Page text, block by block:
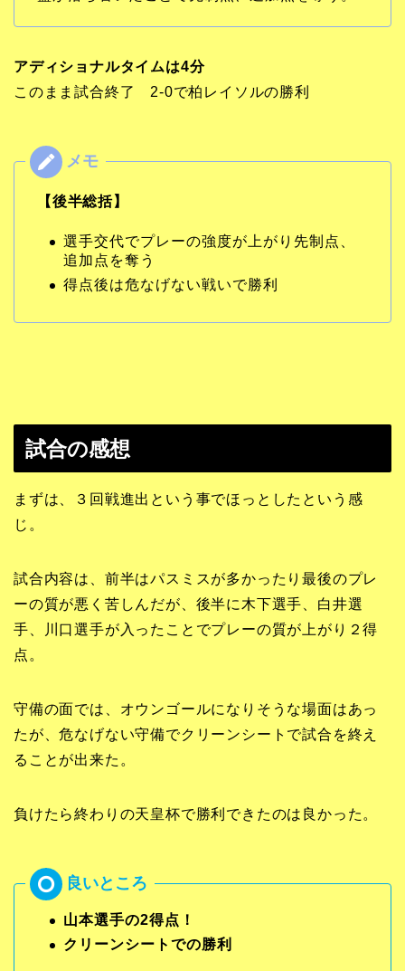
アディショナルタイムは4分
このまま試合終了 2-0で柏レイソルの勝利
【後半総括】
選手交代でプレーの強度が上がり先制点、
追加点を奪う
得点後は危なげない戦いで勝利
試合の感想
まずは、３回戦進出という事でほっとしたという感
じ。
試合内容は、前半はパスミスが多かったり最後のプレ
ーの質が悪く苦しんだが、後半に木下選手、白井選
手、川口選手が入ったことでプレーの質が上がり２得
点。
守備の面では、オウンゴールになりそうな場面はあっ
たが、危なげない守備でクリーンシートで試合を終え
ることが出来た。
負けたら終わりの天皇杯で勝利できたのは良かった。
山本選手の2得点！
クリーンシートでの勝利